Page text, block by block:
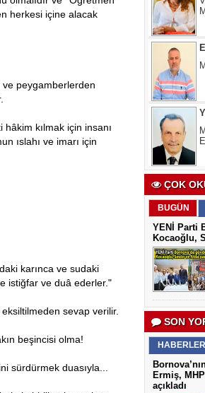
herkesi içine alacak
ve peygamberlerden
kılmak için insanı
ıslahı ve imarı için
karınca ve sudaki
istiğfar ve duâ ederler."
sevap verilir.
beşincisi olma!
sürdürmek duasıyla...
ÇOK
BUGÜN
YENİ Parti
Kocaoğlu,
SON
HABERLER
Ermiş,
açıkladı